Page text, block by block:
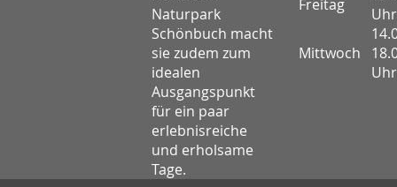
Naturpark
Schönbuch macht
sie zudem zum
idealen
Ausgangspunkt
für ein paar
erlebnisreiche
und erholsame
Tage.
Freitag
Uhr
Mittwoch
Uhr